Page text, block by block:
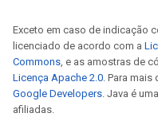
Exceto em caso de indicação
licenciado de acordo com a
Commons, e as amostras de
Licença Apache 2.0. Para mais
Google Developers. Java é
afiliadas.